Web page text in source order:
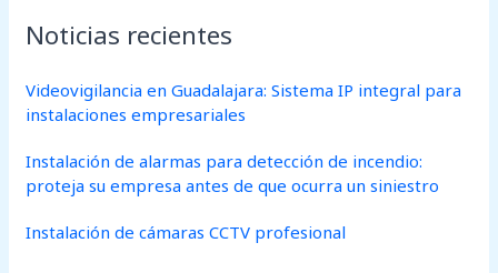
Noticias recientes
Videovigilancia en Guadalajara: Sistema IP integral para
instalaciones empresariales
Instalación de alarmas para detección de incendio:
proteja su empresa antes de que ocurra un siniestro
Instalación de cámaras CCTV profesional